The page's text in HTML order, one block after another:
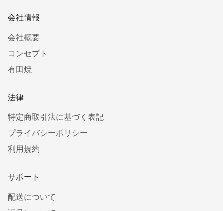
会社情報
会社概要
コンセプト
有田焼
法律
特定商取引法に基づく表記
プライバシーポリシー
利用規約
サポート
配送について